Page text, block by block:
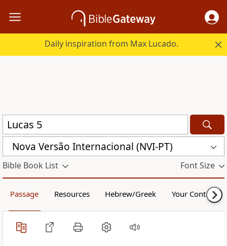
Daily inspiration from Max Lucado.
Nova Versão Internacional (NVI-PT)
Bible Book List Font Size
Passage Resources Hebrew/Greek Your Content